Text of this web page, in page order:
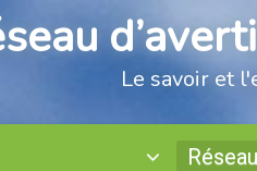
Le savoir et